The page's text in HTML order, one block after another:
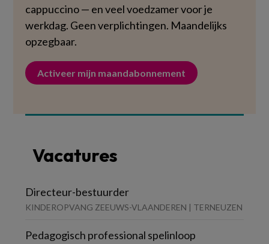
cappuccino — en veel voedzamer voor je
werkdag. Geen verplichtingen. Maandelijks
opzegbaar.
Activeer mijn maandabonnement
Vacatures
Directeur-bestuurder
KINDEROPVANG ZEEUWS-VLAANDEREN | TERNEUZEN
Pedagogisch professional spelinloop